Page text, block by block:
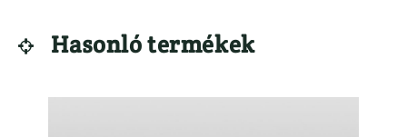
 Hasonló termékek